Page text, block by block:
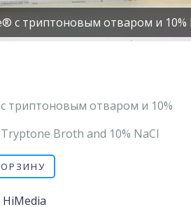
с триптоновым отваром и 10%
триптоновым отваром и 10%
Broth and 10% NaCl